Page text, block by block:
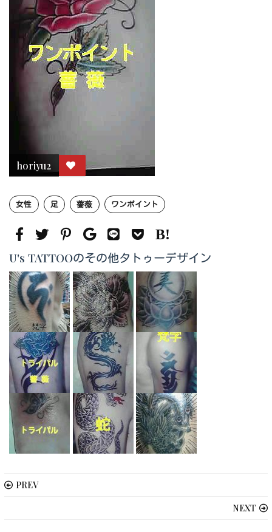
horiyu2
女性 足 薔薇 ワンポイント
U's TATTOOのその他タトゥーデザイン
PREV
NEXT